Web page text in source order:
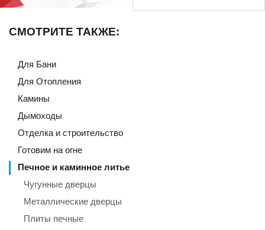
СМОТРИТЕ ТАКЖЕ:
Для Бани
Для Отопления
Камины
Дымоходы
Отделка и строительство
Готовим на огне
Печное и каминное литье
Чугунные дверцы
Металлические дверцы
Плиты печные